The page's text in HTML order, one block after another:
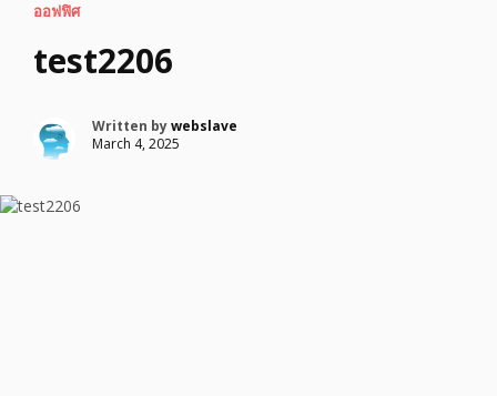
ออฟฟิศ
test2206
Written bywebslave
March 4, 2025